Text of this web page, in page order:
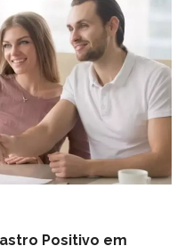
Positivo em